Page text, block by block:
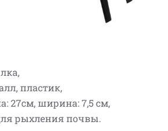
пластик,
27см, ширина: 7,5 см,
рыхления почвы.